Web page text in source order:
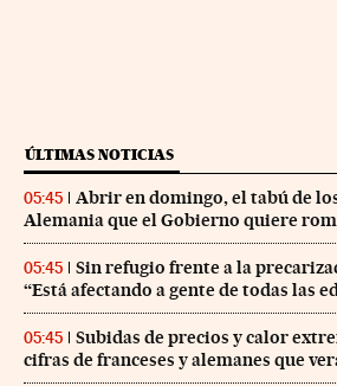
ÚLTIMAS NOTICIAS
05:45
Abrir en domingo, el tabú de
Alemania que el Gobierno quiere
05:45
Sin refugio frente a la
“Está afectando a gente de todas las
05:45
Subidas de precios y calor
cifras de franceses y alemanes que